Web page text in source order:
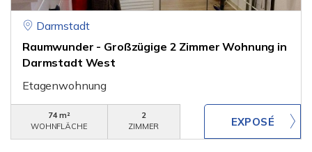
Darmstadt
Raumwunder - Großzügige 2 Zimmer Wohnung in
Darmstadt West
Etagenwohnung
74 m²
WOHNFLÄCHE
2
ZIMMER